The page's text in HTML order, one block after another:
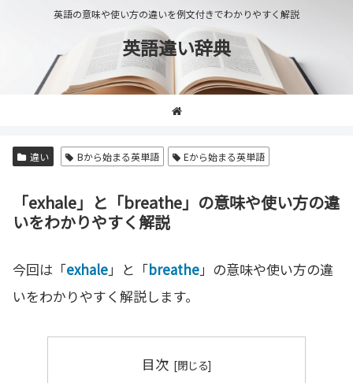
英語の意味や使い方の違いを例文付きでわかりやすく解説
英語違い辞典
違い Bから始まる英単語 Eから始まる英単語
「exhale」と「breathe」の意味や使い方の違
いをわかりやすく解説
今回は「exhale」と「breathe」の意味や使い方の違
いをわかりやすく解説します。
目次